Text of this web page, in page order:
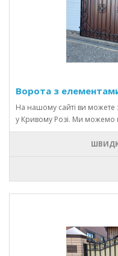
Ворота з
На нашому сайті ви можете
у Кривому Розі. Ми можемо